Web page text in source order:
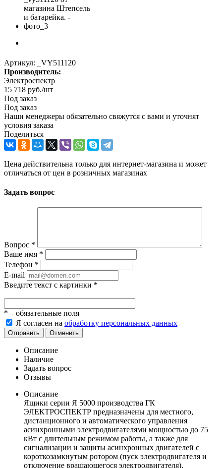
Артикул:
_VY511120
Производитель:
Электроспектр
15 718 руб./шт
Под заказ
Под заказ
Наши менеджеры обязательно свяжутся с вами и уточнят
условия заказа
Поделиться
Цена действительна только для интернет-магазина и может
отличаться от цен в розничных магазинах
Задать вопрос
Вопрос *
Ваше имя *
Телефон *
E-mail
Введите текст с картинки *
* – обязательные поля
Я согласен на обработку персональных данных
Отправить Отменить
Описание
Наличие
Задать вопрос
Отзывы
Описание
Ящики серии Я 5000 производства ГК
ЭЛЕКТРОСПЕКТР предназначены для местного,
дистанционного и автоматического управления
асинхронными электродвигателями мощностью до 75
кВт с длительным режимом работы, а также для
сигнализации и защиты асинхронных двигателей с
короткозамкнутым ротором (пуск электродвигателя и
отключение вращающегося электродвигателя).